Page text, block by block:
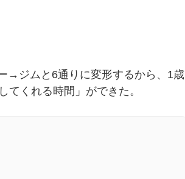
→ジムと6通りに変形するから、1歳
くれる時間」ができた。